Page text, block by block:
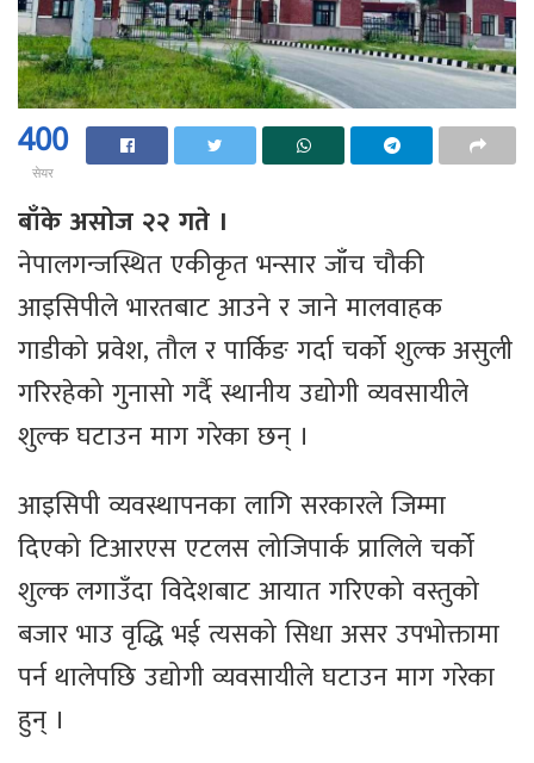
400
सेयर
बाँके असोज २२ गते ।
नेपालगन्जस्थित एकीकृत भन्सार जाँच चौकी
आइसिपीले भारतबाट आउने र जाने मालवाहक
गाडीको प्रवेश, तौल र पार्किङ गर्दा चर्को शुल्क असुली
गरिरहेको गुनासो गर्दै स्थानीय उद्योगी व्यवसायीले
शुल्क घटाउन माग गरेका छन् ।
आइसिपी व्यवस्थापनका लागि सरकारले जिम्मा
दिएको टिआरएस एटलस लोजिपार्क प्रालिले चर्को
शुल्क लगाउँदा विदेशबाट आयात गरिएको वस्तुको
बजार भाउ वृद्धि भई त्यसको सिधा असर उपभोक्तामा
पर्न थालेपछि उद्योगी व्यवसायीले घटाउन माग गरेका
हुन् ।